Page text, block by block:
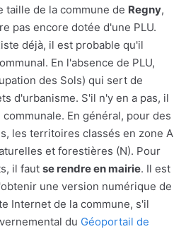
taille de la commune de Regny,
pas encore dotée d'une PLU.
déjà, il est probable qu'il
En l'absence de PLU,
des Sols) qui sert de
d'urbanisme. S'il n'y en a pas, il
En général, pour des
les territoires classés en zone A
et forestières (N). Pour
il faut se rendre en mairie. Il est
une version numérique de
Internet de la commune, s'il
du Géoportail de